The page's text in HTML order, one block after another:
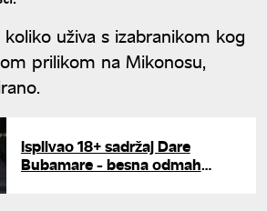
koliko uživa s izabranikom kog
prilikom na Mikonosu,
Isplivao 18+ sadržaj Dare
Bubamare - besna odmah